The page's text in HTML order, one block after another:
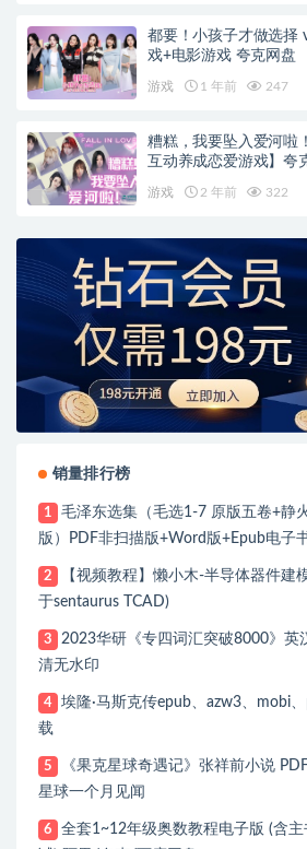
都要！小孩子才做选择 v13983181 真人互动游
戏+电影游戏 夸克网盘
游戏 1 年前 247
糟糕，我要坠入爱河啦
互动养成恋爱游戏】夸
游戏 2 年前 322
销量排行榜
1
毛泽东选集（毛选1-7 原版五卷+静
版）PDF非扫描版+Word版+Epub电子
2
【视频教程】懒小木-半导体器件建
于sentaurus TCAD)
3
2023华研《专四词汇突破8000》英
清无水印
4
埃隆·马斯克传epub、azw3、mobi
载
5
《果克星球奇遇记》张祥前小说
星球一个月见闻
6
全套1~12年级奥数教程电子版 (含主